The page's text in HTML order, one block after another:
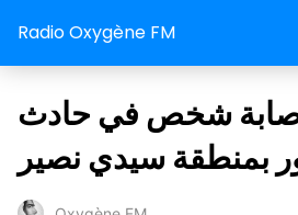
Radio Oxygène FM
شخص في حادث
بمنطقة سيدي نصير